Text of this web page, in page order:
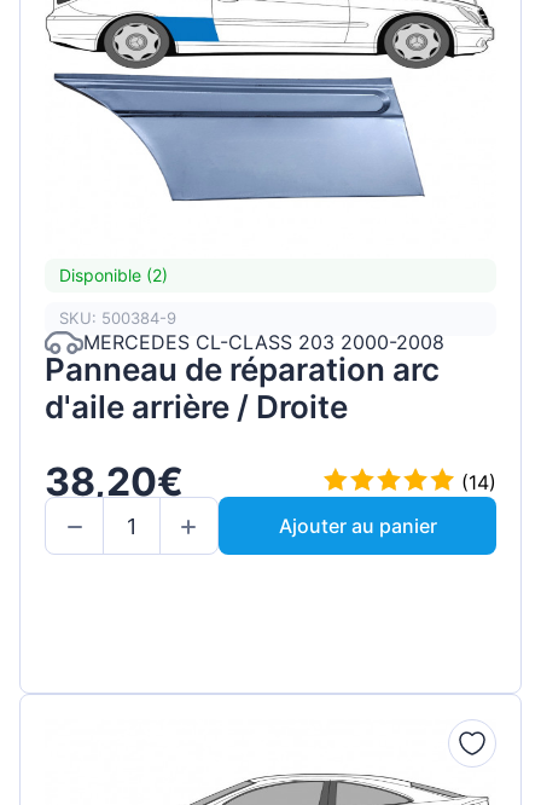
Disponible (2)
SKU: 500384-9
MERCEDES CL-CLASS 203 2000-2008
Panneau de réparation arc
d'aile arrière / Droite
38,20€
(14)
Ajouter au panier